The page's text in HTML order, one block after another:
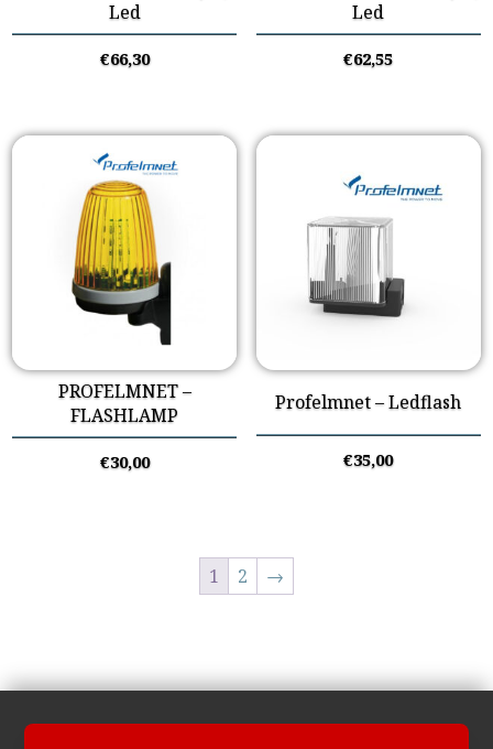
Led
€66,30
Led
€62,55
PROFELMNET –
FLASHLAMP
€30,00
Profelmnet – Ledflash
€35,00
1 2 →